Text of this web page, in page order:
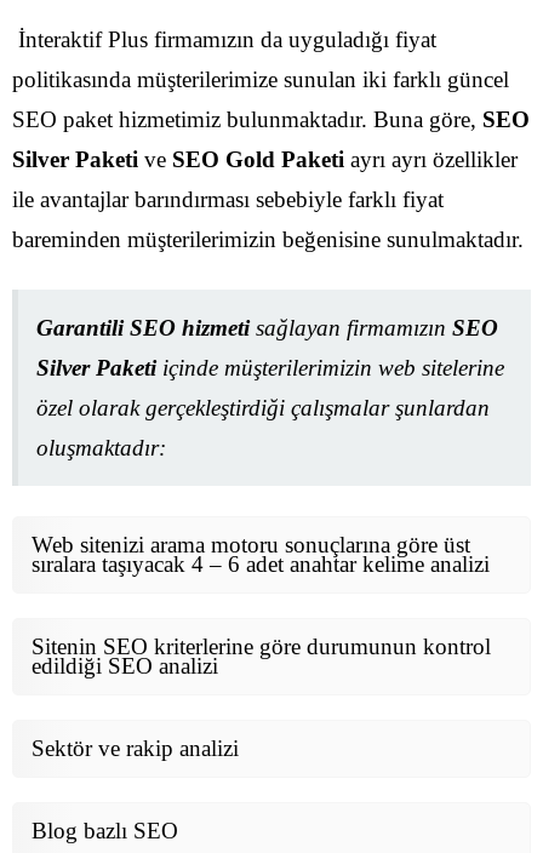
İnteraktif Plus firmamızın da uyguladığı fiyat
politikasında müşterilerimize sunulan iki farklı güncel
SEO paket hizmetimiz bulunmaktadır. Buna göre, SEO
Silver Paketi ve SEO Gold Paketi ayrı ayrı özellikler
ile avantajlar barındırması sebebiyle farklı fiyat
bareminden müşterilerimizin beğenisine sunulmaktadır.
Garantili SEO hizmetisağlayan firmamızın SEO
Silver Paketiiçinde müşterilerimizin web sitelerine
özel olarak gerçekleştirdiği çalışmalar şunlardan
oluşmaktadır:
Web sitenizi arama motoru sonuçlarına göre üst
sıralara taşıyacak 4 – 6 adet anahtar kelime analizi
Sitenin SEO kriterlerine göre durumunun kontrol
edildiği SEO analizi
Sektör ve rakip analizi
Blog bazlı SEO